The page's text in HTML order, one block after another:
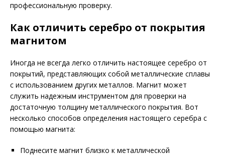
профессиональную проверку.
Как отличить серебро от покрытия
магнитом
Иногда не всегда легко отличить настоящее серебро от
покрытий, представляющих собой металлические сплавы
с использованием других металлов. Магнит может
служить надежным инструментом для проверки на
достаточную толщину металлического покрытия. Вот
несколько способов определения настоящего серебра с
помощью магнита:
Поднесите магнит близко к металлической